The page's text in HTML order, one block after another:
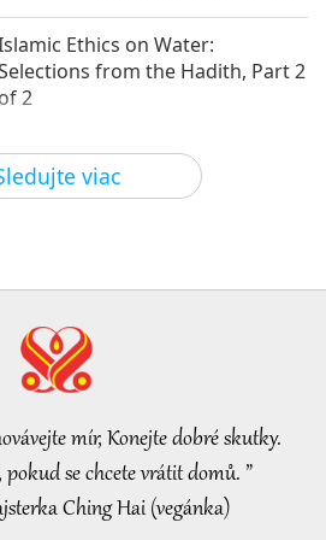
viac
Ethics on Water:
from the Hadith, Part 2
of 2
2026-08-06 80
Mistryniny rozhovory o vnitřním
mír, Konejte dobré skutky.
se chcete vrátit domů. ”
Ching Hai (vegánka)